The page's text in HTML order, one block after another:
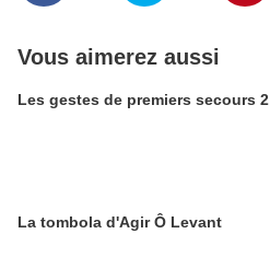
Vous aimerez aussi
Les gestes de premiers secours 2
La tombola d'Agir Ô Levant